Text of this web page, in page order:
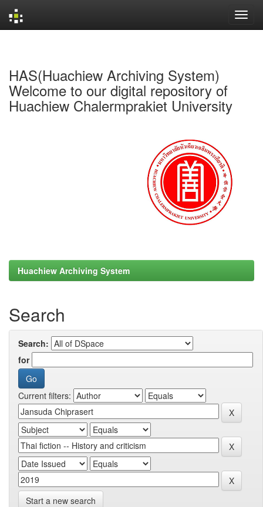
HAS(Huachiew Archiving System)
Welcome to our digital repository of
Huachiew Chalermprakiet University
Huachiew Archiving System
Search
Search:
for
Current filters:
Start a new search